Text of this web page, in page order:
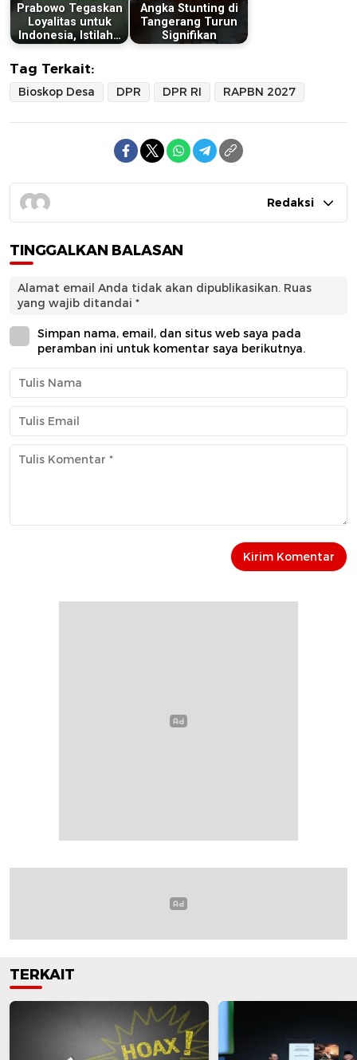
Prabowo Tegaskan
Loyalitas untuk
Indonesia, Istilah…
Angka Stunting di
Tangerang Turun
Signifikan
Tag Terkait:
Bioskop Desa DPR DPR RI RAPBN 2027
Redaksi
TINGGALKAN BALASAN
Alamat email Anda tidak akan dipublikasikan. Ruas
yang wajib ditandai *
Simpan nama, email, dan situs web saya pada
peramban ini untuk komentar saya berikutnya.
TERKAIT